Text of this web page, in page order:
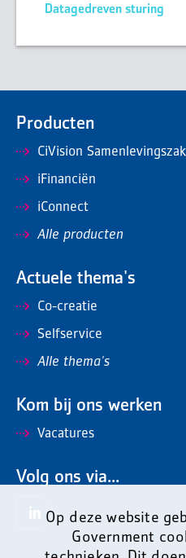
Datagedreven sturing
Op deze website
Government
Producten
CiVision
iFinanciën
iConnect
Alle producten
Actuele thema's
Co-creatie
Selfservice
Alle thema's
Kom bij ons werken
Vacatures
Volg ons via...